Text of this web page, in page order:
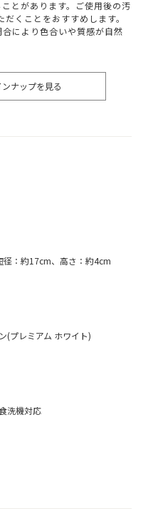
とがあります。ご使用後の汚
くことをおすすめします。
により色合いや質感が自然
ナップを見る
径：約17cm、高さ：約4cm
(プレミアム ホワイト)
洗機対応